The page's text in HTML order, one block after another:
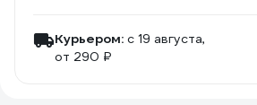
Курьером: c 19 августа,
от 290 ₽